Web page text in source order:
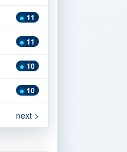
11
11
10
10
next >